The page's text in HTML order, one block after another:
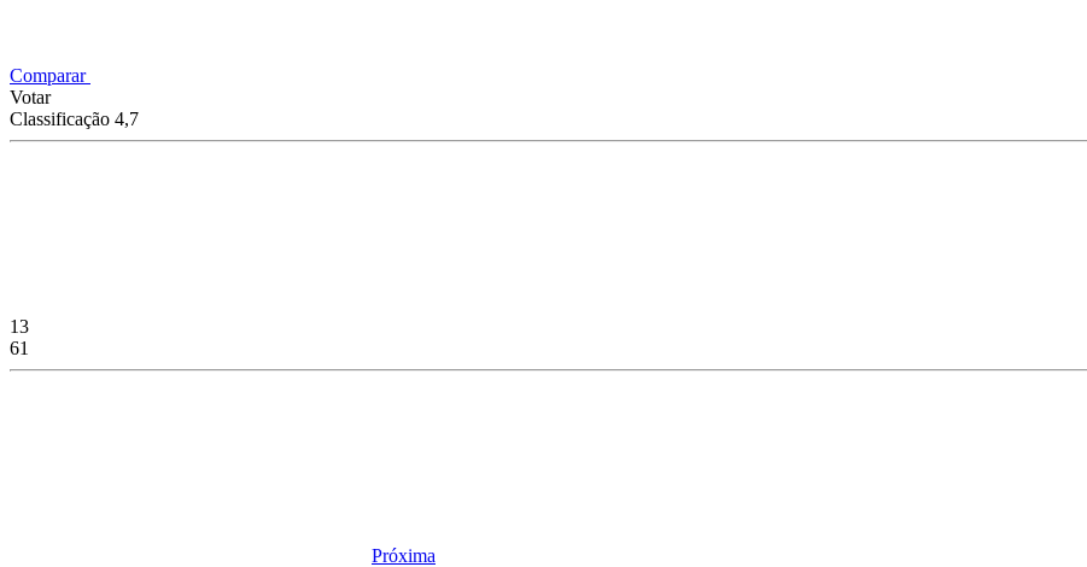
Comparar
Votar
Classificação 4,7
13
61
Próxima